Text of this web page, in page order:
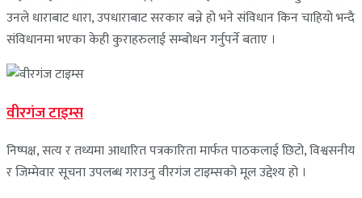
उनले धाराबाट धारा, उपधाराबाट सरकार बन्ने हो भने संविधान किन चाहियो भन्दै
संविधानमा भएका केही कुराहरुलाई सम्बोधन गर्नुपर्ने बताए ।
वीरगंज टाइम्स
निष्पक्ष, सत्य र तथ्यमा आधारित पत्रकारिता मार्फत पाठकलाई छिटो, विश्वसनीय
र जिम्मेवार सूचना उपलब्ध गराउनु वीरगंज टाइम्सको मूल उद्देश्य हो ।